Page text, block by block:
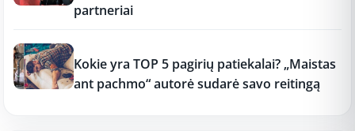
partneriai
Kokie yra TOP 5 pagirių patiekalai? „Maistas
ant pachmo“ autorė sudarė savo reitingą